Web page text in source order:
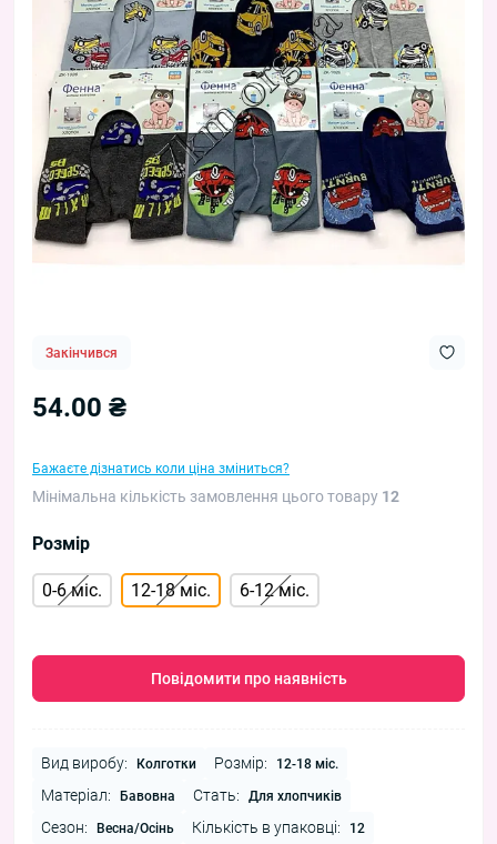
Закінчився
54.00 ₴
Бажаєте дізнатись коли ціна зміниться?
Мінімальна кількість замовлення цього товару 12
Розмір
0-6 міс. 12-18 міс. 6-12 міс.
Повідомити про наявність
Вид виробу: Колготки Розмір: 12-18 міс.
Матеріал: Бавовна Стать: Для хлопчиків
Сезон: Весна/Осінь Кількість в упаковці: 12